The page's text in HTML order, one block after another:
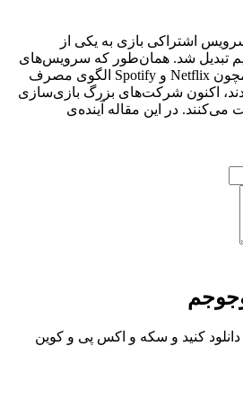
اشتراکی بازی به یکی از
تبدیل شد. همان‌طور که سرویس‌های
استریم فیلم و موسیقی همچون Netflix و Spotify الگوی مصرف
اکنون شرکت‌های بزرگ بازی‌سازی
در این مقاله آینده‌ی
کنید و سکه و اکس پی و کوین